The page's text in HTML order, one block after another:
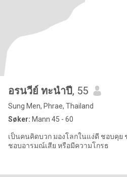
อรนวีย์ ทะนำปี, 55
Sung Men, Phrae, Thailand
Søker: Mann 45 - 60
เป็นคนคิดบวก มองโลกในแง่ดี ชอบคุ
ชอบอารมณ์เสีย หรือมีความโกรธ